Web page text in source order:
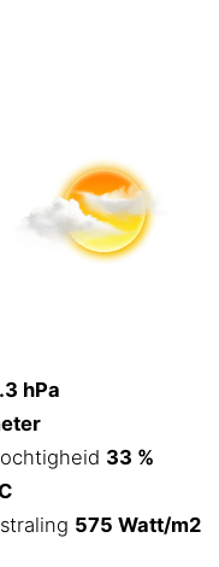
hPa
33 %
575 Watt/m2